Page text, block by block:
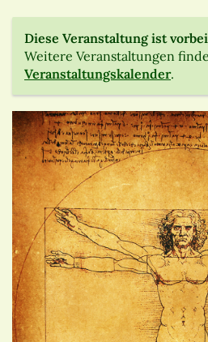
Diese Veranstaltung ist
Weitere Veranstaltungen
Veranstaltungskalender.